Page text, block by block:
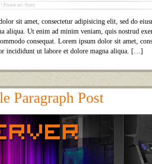
Postat av: Sony
sit amet, consectetur adipisicing elit, sed do
aliqua. Ut enim ad minim veniam, quis nostrud
consequat. Lorem ipsum dolor sit amet,
incididunt ut labore et dolore magna aliqua. […]
Paragraph Post